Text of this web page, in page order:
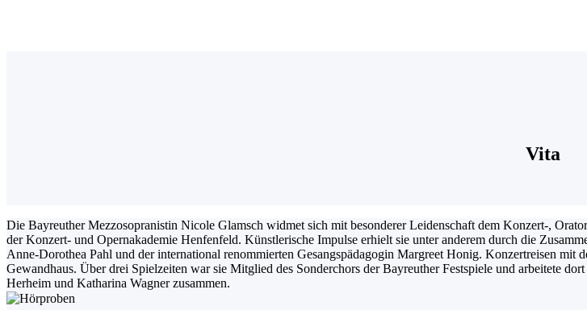
Vita
Die Bayreuther Mezzosopranistin Nicole Glamsch widmet sich mit besonderer Leidenschaft dem Konzert-,
der Konzert- und Opernakademie Henfenfeld. Künstlerische Impulse erhielt sie unter anderem durch die
Anne-Dorothea Pahl und der international renommierten Gesangspädagogin Margreet Honig. Konzertreisen
Gewandhaus. Über drei Spielzeiten war sie Mitglied des Sonderchors der Bayreuther Festspiele und arbeitete
Herheim und Katharina Wagner zusammen.